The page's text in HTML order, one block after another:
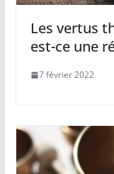
Les vertus
est-ce une
7 février 2022